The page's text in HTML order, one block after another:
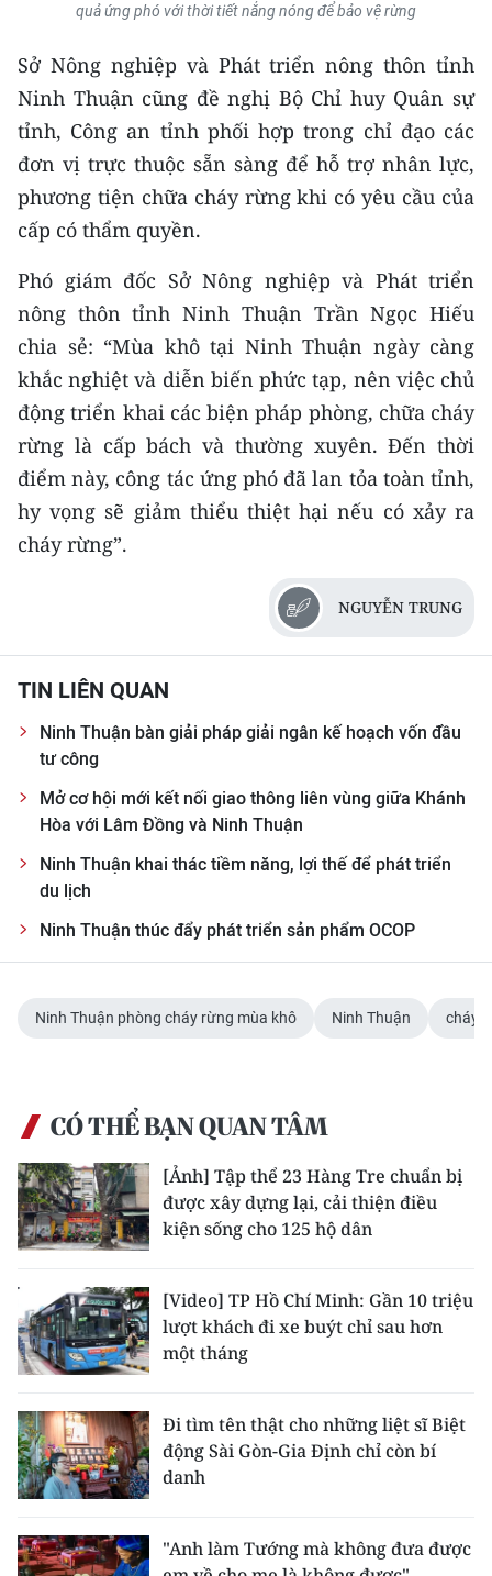
quả ứng phó với thời tiết nắng nóng để bảo vệ rừng
Sở Nông nghiệp và Phát triển nông thôn tỉnh
Ninh Thuận cũng đề nghị Bộ Chỉ huy Quân sự
tỉnh, Công an tỉnh phối hợp trong chỉ đạo các
đơn vị trực thuộc sẵn sàng để hỗ trợ nhân lực,
phương tiện chữa cháy rừng khi có yêu cầu của
cấp có thẩm quyền.
Phó giám đốc Sở Nông nghiệp và Phát triển
nông thôn tỉnh Ninh Thuận Trần Ngọc Hiếu
chia sẻ: “Mùa khô tại Ninh Thuận ngày càng
khắc nghiệt và diễn biến phức tạp, nên việc chủ
động triển khai các biện pháp phòng, chữa cháy
rừng là cấp bách và thường xuyên. Đến thời
điểm này, công tác ứng phó đã lan tỏa toàn tỉnh,
hy vọng sẽ giảm thiểu thiệt hại nếu có xảy ra
cháy rừng”.
NGUYỄN TRUNG
TIN LIÊN QUAN
Ninh Thuận bàn giải pháp giải ngân kế hoạch vốn đầu
tư công
Mở cơ hội mới kết nối giao thông liên vùng giữa Khánh
Hòa với Lâm Đồng và Ninh Thuận
Ninh Thuận khai thác tiềm năng, lợi thế để phát triển
du lịch
Ninh Thuận thúc đẩy phát triển sản phẩm OCOP
Ninh Thuận phòng cháy rừng mùa khô Ninh Thuận cháy
CÓ THỂ BẠN QUAN TÂM
[Ảnh] Tập thể 23 Hàng Tre chuẩn bị
được xây dựng lại, cải thiện điều
kiện sống cho 125 hộ dân
[Video] TP Hồ Chí Minh: Gần 10 triệu
lượt khách đi xe buýt chỉ sau hơn
một tháng
Đi tìm tên thật cho những liệt sĩ Biệt
động Sài Gòn-Gia Định chỉ còn bí
danh
"Anh làm Tướng mà không đưa được